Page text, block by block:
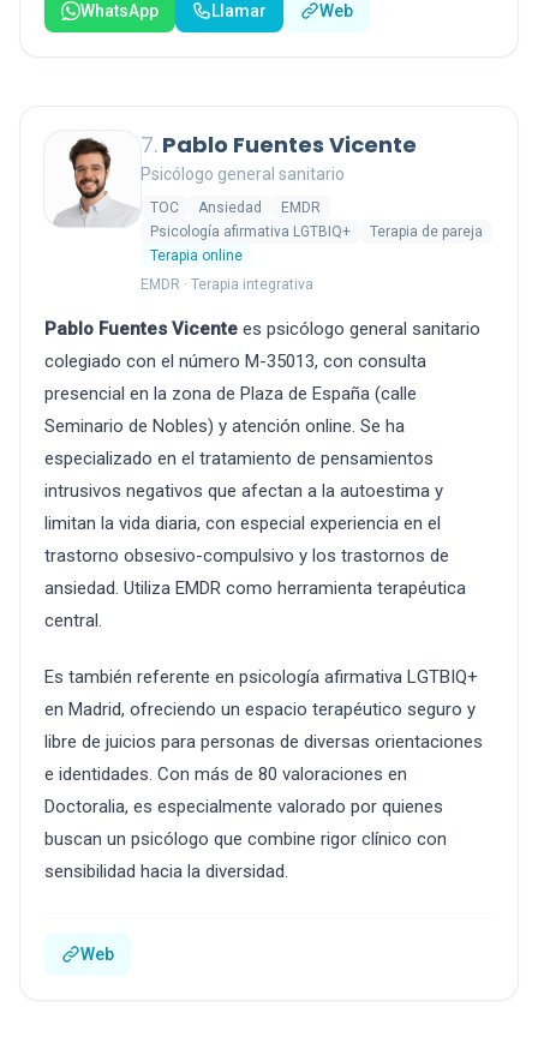
WhatsApp Llamar Web
7. Pablo Fuentes Vicente
Psicólogo general sanitario
TOC Ansiedad
EMDR
Psicología afirmativa LGTBIQ+
Terapia de pareja
Terapia online
EMDR · Terapia integrativa
Pablo Fuentes Vicente es psicólogo general sanitario
colegiado con el número M-35013, con consulta
presencial en la zona de Plaza de España (calle
Seminario de Nobles) y atención online. Se ha
especializado en el tratamiento de pensamientos
intrusivos negativos que afectan a la autoestima y
limitan la vida diaria, con especial experiencia en el
trastorno obsesivo-compulsivo y los trastornos de
ansiedad. Utiliza EMDR como herramienta terapéutica
central.
Es también referente en psicología afirmativa LGTBIQ+
en Madrid, ofreciendo un espacio terapéutico seguro y
libre de juicios para personas de diversas orientaciones
e identidades. Con más de 80 valoraciones en
Doctoralia, es especialmente valorado por quienes
buscan un psicólogo que combine rigor clínico con
sensibilidad hacia la diversidad.
Web